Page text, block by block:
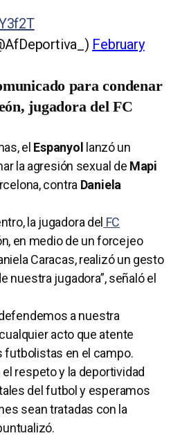
February
para condenar
jugadora del FC
el Espanyol
lanzó un
la agresión sexual de Mapi
contra Daniela
la jugadora del FC
en medio de un forcejeo
Caracas, realizó un gesto
nuestra jugadora”, señaló el
a nuestra
acto que atente
futbolistas en el campo.
respeto y la deportividad
del futbol y esperamos
sean tratadas con la